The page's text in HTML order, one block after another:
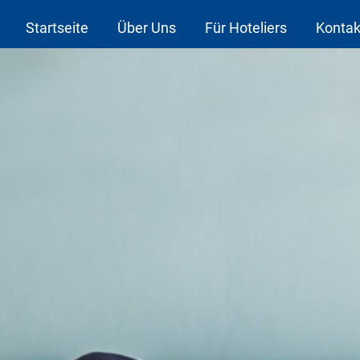
Startseite Über Uns Für Hoteliers